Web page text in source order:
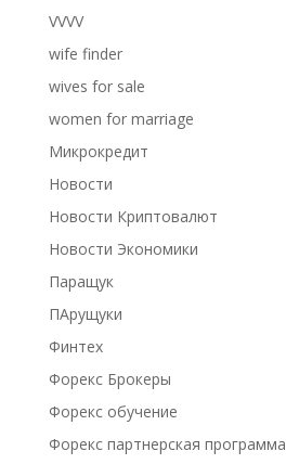
VVVV
wife finder
wives for sale
women for marriage
Микрокредит
Новости
Новости Криптовалют
Новости Экономики
Паращук
ПАрущуки
Финтех
Форекс Брокеры
Форекс обучение
Форекс партнерская программа